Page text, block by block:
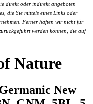
direkt oder indirekt angeboten
die Sie mittels eines Links oder
Ferner haften wir nicht für
werden können, die auf
Nature
New